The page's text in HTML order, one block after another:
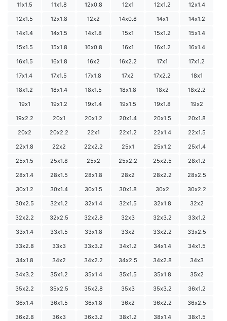
11х1.5
11х1.8 12х0.8 12х1 12х1.2
12х1.4
12х1.5
12х1.8 12х2 14х0.8 14х1
14х1.2
14х1.4
14х1.5 14х1.8 15х1 15х1.2
15х1.4
15х1.5
15х1.8 16х0.8 16х1 16х1.2
16х1.4
16х1.5
16х1.8 16х2 16х2.2 17х1
17х1.2
17х1.4
17х1.5 17х1.8 17х2 17х2.2
18х1
18х1.2
18х1.4 18х1.5 18х1.8 18х2
18х2.2
19х1
19х1.2 19х1.4 19х1.5 19х1.8
19х2
19х2.2
20х1 20х1.2 20х1.4 20х1.5
20х1.8
20х2
20х2.2 22х1 22х1.2 22х1.4
22х1.5
22х1.8
22х2 22х2.2 25х1 25х1.2
25х1.4
25х1.5
25х1.8 25х2 25х2.2 25х2.5
28х1.2
28х1.4
28х1.5 28х1.8 28х2 28х2.2
28х2.5
30х1.2
30х1.4 30х1.5 30х1.8 30х2
30х2.2
30х2.5
32х1.2 32х1.4 32х1.5 32х1.8
32х2
32х2.2
32х2.5 32х2.8 32х3 32х3.2
33х1.2
33х1.4
33х1.5 33х1.8 33х2 33х2.2
33х2.5
33х2.8
33х3 33х3.2 34х1.2 34х1.4
34х1.5
34х1.8
34х2 34х2.2 34х2.5 34х2.8
34х3
34х3.2
35х1.2 35х1.4 35х1.5 35х1.8
35х2
35х2.2
35х2.5 35х2.8 35х3 35х3.2
36х1.2
36х1.4
36х1.5 36х1.8 36х2 36х2.2
36х2.5
36х2.8
36х3 36х3.2 38х1.2 38х1.4
38х1.5